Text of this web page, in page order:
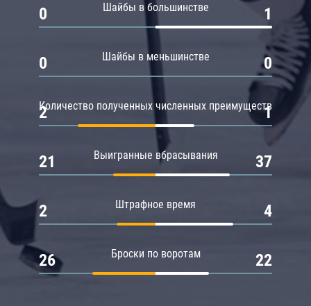
Шайбы в большинстве
0 1
Шайбы в меньшинстве
0 0
Количество полученных численных преимуществ
2 1
Выигранные вбрасывания
21 37
Штрафное время
2 4
Броски по воротам
26 22